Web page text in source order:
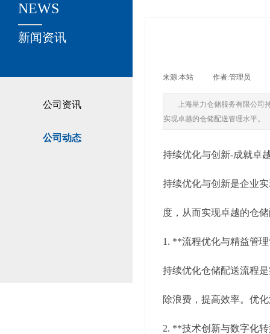
公司资讯
公司动态
关于我们
新闻资讯
NEWS
来源:本站 作者:管理员
上海星力仓储服务有限公
实现卓越的仓储配送管理水平。
持续优化与创新-成就卓
持续优化与创新是企业
度，从而实现卓越的仓
1. **流程优化与精益管
持续优化仓储配送流程
除浪费，提高效率。优
2. **技术创新与数字化